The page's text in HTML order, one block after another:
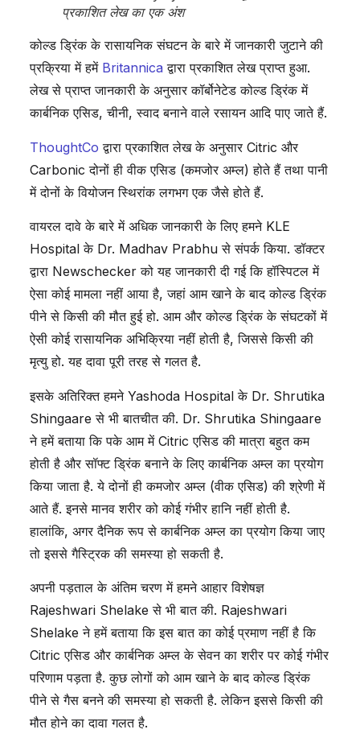
प्रकाशित लेख का एक अंश
कोल्ड ड्रिंक के रासायनिक संघटन के बारे में जानकारी जुटाने की
प्रक्रिया में हमें Britannica द्वारा प्रकाशित लेख प्राप्त हुआ.
लेख से प्राप्त जानकारी के अनुसार कॉर्बोनेटेड कोल्ड ड्रिंक में
कार्बनिक एसिड, चीनी, स्वाद बनाने वाले रसायन आदि पाए जाते हैं.
ThoughtCo द्वारा प्रकाशित लेख के अनुसार Citric और
Carbonic दोनों ही वीक एसिड (कमजोर अम्ल) होते हैं तथा पानी
में दोनों के वियोजन स्थिरांक लगभग एक जैसे होते हैं.
वायरल दावे के बारे में अधिक जानकारी के लिए हमने KLE
Hospital के Dr. Madhav Prabhu से संपर्क किया. डॉक्टर
द्वारा Newschecker को यह जानकारी दी गई कि हॉस्पिटल में
ऐसा कोई मामला नहीं आया है, जहां आम खाने के बाद कोल्ड ड्रिंक
पीने से किसी की मौत हुई हो. आम और कोल्ड ड्रिंक के संघटकों में
ऐसी कोई रासायनिक अभिक्रिया नहीं होती है, जिससे किसी की
मृत्यु हो. यह दावा पूरी तरह से गलत है.
इसके अतिरिक्त हमने Yashoda Hospital के Dr. Shrutika
Shingaare से भी बातचीत की. Dr. Shrutika Shingaare
ने हमें बताया कि पके आम में Citric एसिड की मात्रा बहुत कम
होती है और सॉफ्ट ड्रिंक बनाने के लिए कार्बनिक अम्ल का प्रयोग
किया जाता है. ये दोनों ही कमजोर अम्ल (वीक एसिड) की श्रेणी में
आते हैं. इनसे मानव शरीर को कोई गंभीर हानि नहीं होती है.
हालांकि, अगर दैनिक रूप से कार्बनिक अम्ल का प्रयोग किया जाए
तो इससे गैस्ट्रिक की समस्या हो सकती है.
अपनी पड़ताल के अंतिम चरण में हमने आहार विशेषज्ञ
Rajeshwari Shelake से भी बात की. Rajeshwari
Shelake ने हमें बताया कि इस बात का कोई प्रमाण नहीं है कि
Citric एसिड और कार्बनिक अम्ल के सेवन का शरीर पर कोई गंभीर
परिणाम पड़ता है. कुछ लोगों को आम खाने के बाद कोल्ड ड्रिंक
पीने से गैस बनने की समस्या हो सकती है. लेकिन इससे किसी की
मौत होने का दावा गलत है.